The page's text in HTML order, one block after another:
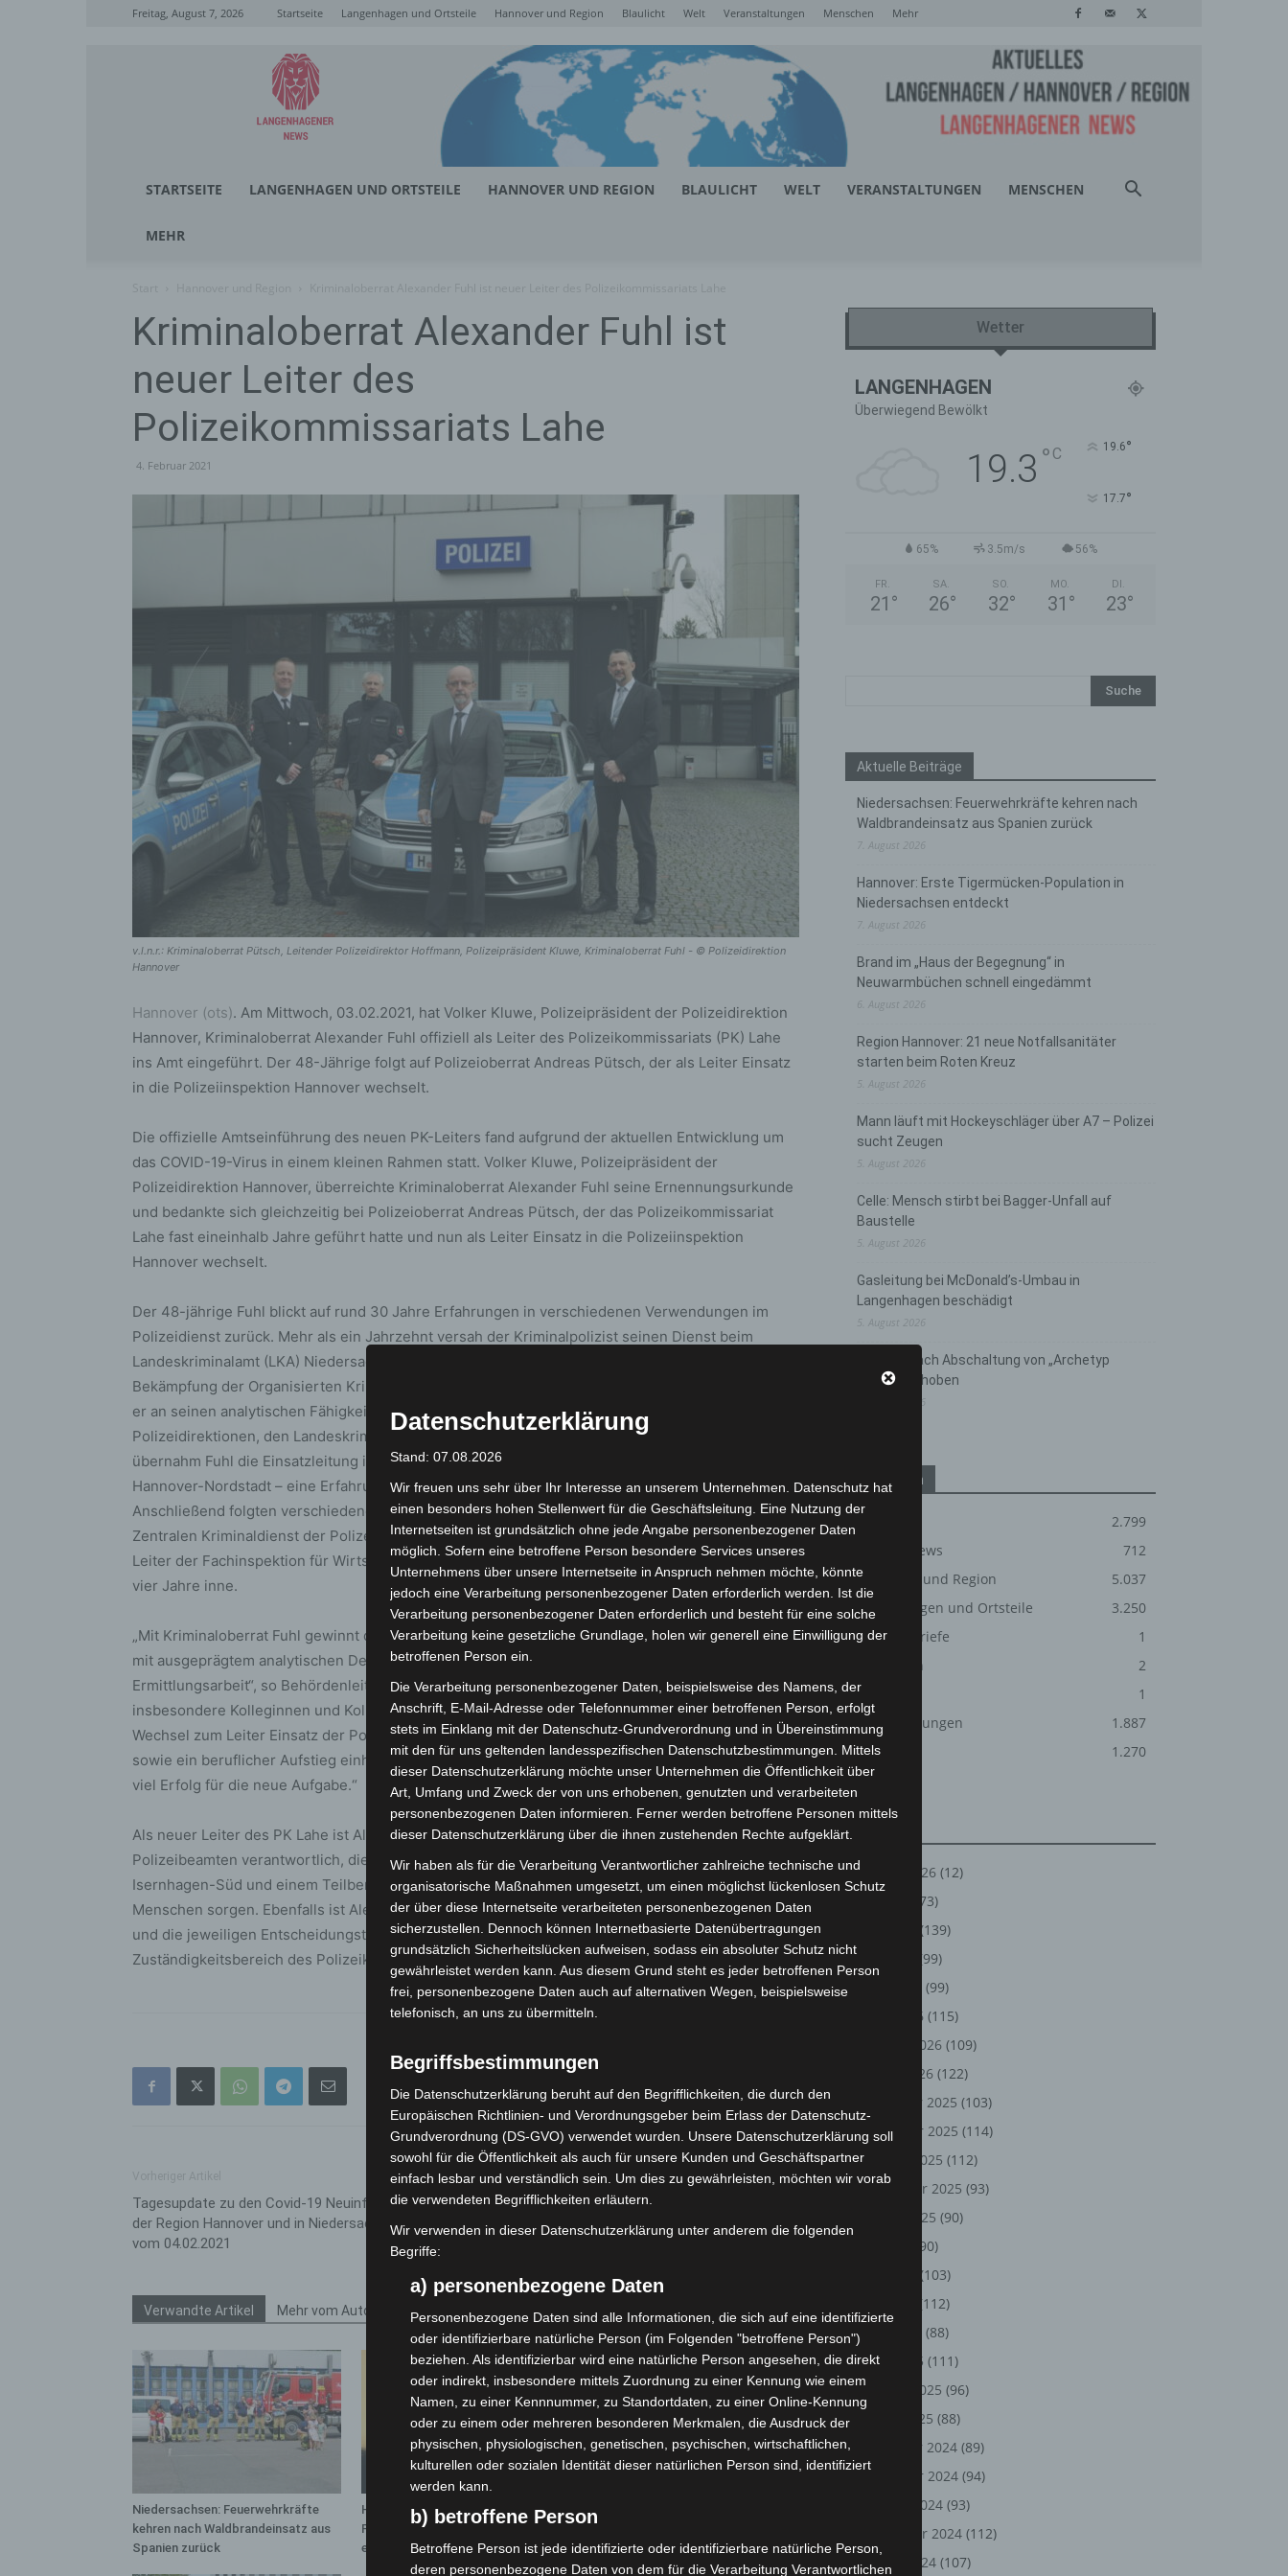
Freitag, August 7, 2026 Startseite Langenhagen und Ortsteile Hannover und Region Blaulicht Welt Veranstaltungen Menschen Mehr
Langenhagener
News
STARTSEITE LANGENHAGEN UND ORTSTEILE HANNOVER UND REGION BLAULICHT WELT VERANSTALTUNGEN MENSCHEN
MEHR
Kriminaloberrat Alexander Fuhl ist
neuer Leiter des
Polizeikommissariats Lahe
4. Februar 2021
v.l.n.r.: Kriminaloberrat Pütsch, Leitender Polizeidirektor Hoffmann, Polizeipräsident Kluwe, Kriminaloberrat Fuhl - © Polizeidirektion
Hannover
Hannover (ots). Am Mittwoch, 03.02.2021, hat Volker Kluwe, Polizeipräsident der Polizeidirektion
Hannover, Kriminaloberrat Alexander Fuhl offiziell als Leiter des Polizeikommissariats (PK) Lahe
ins Amt eingeführt. Der 48-Jährige folgt auf Polizeioberrat Andreas Pütsch, der als Leiter Einsatz
in die Polizeiinspektion Hannover wechselt.
Die offizielle Amtseinführung des neuen PK-Leiters fand aufgrund der aktuellen Entwicklung um
das COVID-19-Virus in einem kleinen Rahmen statt. Volker Kluwe, Polizeipräsident der
Polizeidirektion Hannover, überreichte Kriminaloberrat Alexander Fuhl seine Ernennungsurkunde
und bedankte sich gleichzeitig bei Polizeioberrat Andreas Pütsch, der das Polizeikommissariat
Lahe fast eineinhalb Jahre geführt hatte und nun als Leiter Einsatz in die Polizeiinspektion
Hannover wechselt.
Der 48-jährige Fuhl blickt auf rund 30 Jahre Erfahrungen in verschiedenen Verwendungen im
Polizeidienst zurück. Mehr als ein Jahrzehnt versah der Kriminalpolizist seinen Dienst beim
Landeskriminalamt (LKA) Niedersachsen – zunächst im Landesanalysezentrum im Bereich der
Bekämpfung der Organisierten Kriminalität und anschließend im Staatsschutz. In dieser Zeit feilte
er an seinen analytischen Fähigkeiten und baute das Netzwerk zu verschiedenen
Polizeidirektionen, den Landeskriminalämtern, dem Bundeskriminalamt sowie Europol aus. 2010
übernahm Fuhl die Einsatzleitung im Einsatz- und Streifendienst im Polizeikommissariat
Hannover-Nordstadt – eine Erfahrung, die ihn als Führungskraft ganz besonders prägte.
Anschließend folgten verschiedene Stationen im Ministerium für Inneres und Sport und im
Zentralen Kriminaldienst der Polizeidirektion Hannover. Seine bislang letzte Verwendung als
Leiter der Fachinspektion für Wirtschaftskriminalität und Cybercrime hatte Alexander Fuhl fast
vier Jahre inne.
„Mit Kriminaloberrat Fuhl gewinnt das Polizeikommissariat Lahe einen erfahrenen Polizeibeamten
mit ausgeprägtem analytischen Denken und fundierten Erfahrungen im Einsatz und in der
Ermittlungsarbeit“, so Behördenleiter Volker Kluwe. „Von diesen Erfahrungen werden
insbesondere Kolleginnen und Kollegen vor Ort profitieren. Für Herrn Pütsch geht mit dem
Wechsel zum Leiter Einsatz der Polizeiinspektion Hannover eine berufliche Weiterentwicklung
sowie ein beruflicher Aufstieg einher. Hierzu beglückwünsche ich Herrn Pütsch und wünsche ihm
viel Erfolg für die neue Aufgabe.“
Als neuer Leiter des PK Lahe ist Alexander Fuhl für die rund hundert Polizeibeamtinnen und
Polizeibeamten verantwortlich, die in den Stadtteilen Vahrenheide, Sahlkamp, Bothfeld, Lahe,
Isernhagen-Süd und einem Teilbereich von Groß-Buchholz für die Sicherheit von rund 60.000
Menschen sorgen. Ebenfalls ist Alexander Fuhl der neue Ansprechpartner für die örtliche Politik
und die jeweiligen Entscheidungsträger bei der Landeshauptstadt Hannover im
Zuständigkeitsbereich des Polizeikommissariats Lahe.
Tagesupdate zu den Covid-19 Neuinfektionen in
der Region Hannover und in Niedersachsen –
vom 04.02.2021
Nächster Artikel
Niedersachsens Initiative zur Vereinfachung der
Coronahilfen erfolgreich
Verwandte Artikel Mehr vom Autor
Niedersachsen: Feuerwehrkräfte
kehren nach Waldbrandeinsatz aus
Spanien zurück
Hannover: Erste Tigermücken-
Population in Niedersachsen
entdeckt
Brand im „Haus der Begegnung“ in
eingedämmt
Wetter
LANGENHAGEN
Überwiegend Bewölkt
19.3 ° C 19.6°
17.7°
65% 3.5m/s 56%
FR.
21 °
SA.
26°
SO.
32°
MO.
31 °
DI.
23°
Aktuelle Beiträge
Niedersachsen: Feuerwehrkräfte kehren nach
Waldbrandeinsatz aus Spanien zurück
7. August 2026
Hannover: Erste Tigermücken-Population in
Niedersachsen entdeckt
7. August 2026
Brand im „Haus der Begegnung“ in
Neuwarmbüchen schnell eingedämmt
6. August 2026
Region Hannover: 21 neue Notfallsanitäter
starten beim Roten Kreuz
5. August 2026
Mann läuft mit Hockeyschläger über A7 – Polizei
sucht Zeugen
5. August 2026
Celle: Mensch stirbt bei Bagger-Unfall auf
Baustelle
5. August 2026
Gasleitung bei McDonald’s-Umbau in
Langenhagen beschädigt
5. August 2026
Anklage nach Abschaltung von „Archetyp
Market“ erhoben
Kategorien
2.799
Corona-News
712
Hannover und Region
5.037
Langenhagen und Ortsteile
3.250
Leserbriefe
1
Menschen
2
Über uns
1
Veranstaltungen
1.887
Welt
1.270
August 2026 (12)
(73)
(139)
(99)
(99)
März 2026 (115)
Februar 2026 (109)
Januar 2026 (122)
Dezember 2025 (103)
November 2025 (114)
Oktober 2025 (112)
September 2025 (93)
August 2025 (90)
(90)
(103)
(112)
April 2025
(88)
März 2025 (111)
Februar 2025 (96)
Januar 2025 (88)
Dezember 2024 (89)
November 2024 (94)
Oktober 2024 (93)
September 2024 (112)
August 2024 (107)
Datenschutzerklärung
Stand: 07.08.2026
Wir freuen uns sehr über Ihr Interesse an unserem Unternehmen. Datenschutz hat
einen besonders hohen Stellenwert für die Geschäftsleitung. Eine Nutzung der
Internetseiten ist grundsätzlich ohne jede Angabe personenbezogener Daten
möglich. Sofern eine betroffene Person besondere Services unseres
Unternehmens über unsere Internetseite in Anspruch nehmen möchte, könnte
jedoch eine Verarbeitung personenbezogener Daten erforderlich werden. Ist die
Verarbeitung personenbezogener Daten erforderlich und besteht für eine solche
Verarbeitung keine gesetzliche Grundlage, holen wir generell eine Einwilligung der
betroffenen Person ein.
Die Verarbeitung personenbezogener Daten, beispielsweise des Namens, der
Anschrift, E-Mail-Adresse oder Telefonnummer einer betroffenen Person, erfolgt
stets im Einklang mit der Datenschutz-Grundverordnung und in Übereinstimmung
mit den für uns geltenden landesspezifischen Datenschutzbestimmungen. Mittels
dieser Datenschutzerklärung möchte unser Unternehmen die Öffentlichkeit über
Art, Umfang und Zweck der von uns erhobenen, genutzten und verarbeiteten
personenbezogenen Daten informieren. Ferner werden betroffene Personen mittels
dieser Datenschutzerklärung über die ihnen zustehenden Rechte aufgeklärt.
Wir haben als für die Verarbeitung Verantwortlicher zahlreiche technische und
organisatorische Maßnahmen umgesetzt, um einen möglichst lückenlosen Schutz
der über diese Internetseite verarbeiteten personenbezogenen Daten
sicherzustellen. Dennoch können Internetbasierte Datenübertragungen
grundsätzlich Sicherheitslücken aufweisen, sodass ein absoluter Schutz nicht
gewährleistet werden kann. Aus diesem Grund steht es jeder betroffenen Person
frei, personenbezogene Daten auch auf alternativen Wegen, beispielsweise
telefonisch, an uns zu übermitteln.
Begriffsbestimmungen
Die Datenschutzerklärung beruht auf den Begrifflichkeiten, die durch den
Europäischen Richtlinien- und Verordnungsgeber beim Erlass der Datenschutz-
Grundverordnung (DS-GVO) verwendet wurden. Unsere Datenschutzerklärung soll
sowohl für die Öffentlichkeit als auch für unsere Kunden und Geschäftspartner
einfach lesbar und verständlich sein. Um dies zu gewährleisten, möchten wir vorab
die verwendeten Begrifflichkeiten erläutern.
Wir verwenden in dieser Datenschutzerklärung unter anderem die folgenden
Begriffe:
a) personenbezogene Daten
Personenbezogene Daten sind alle Informationen, die sich auf eine identifizierte
oder identifizierbare natürliche Person (im Folgenden "betroffene Person")
beziehen. Als identifizierbar wird eine natürliche Person angesehen, die direkt
oder indirekt, insbesondere mittels Zuordnung zu einer Kennung wie einem
Namen, zu einer Kennnummer, zu Standortdaten, zu einer Online-Kennung
oder zu einem oder mehreren besonderen Merkmalen, die Ausdruck der
physischen, physiologischen, genetischen, psychischen, wirtschaftlichen,
kulturellen oder sozialen Identität dieser natürlichen Person sind, identifiziert
werden kann.
b) betroffene Person
Betroffene Person ist jede identifizierte oder identifizierbare natürliche Person,
deren personenbezogene Daten von dem für die Verarbeitung Verantwortlichen